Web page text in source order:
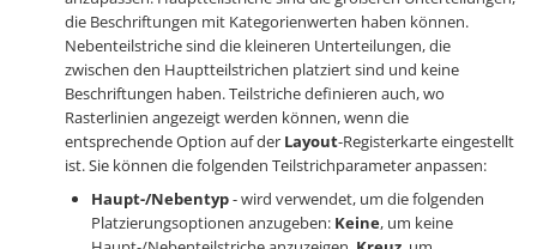
die Beschriftungen mit Kategorienwerten haben können.
Nebenteilstriche sind die kleineren Unterteilungen, die
zwischen den Hauptteilstrichen platziert sind und keine
Beschriftungen haben. Teilstriche definieren auch, wo
Rasterlinien angezeigt werden können, wenn die
entsprechende Option auf der Layout-Registerkarte eingestellt
ist. Sie können die folgenden Teilstrichparameter anpassen:
Haupt-/Nebentyp- wird verwendet, um die folgenden
Platzierungsoptionen anzugeben: Keine, um keine